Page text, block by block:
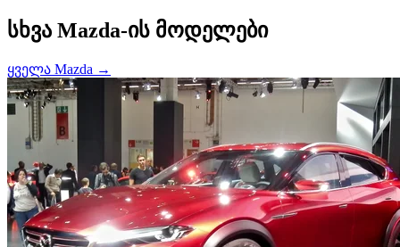
სხვა Mazda-ის მოდელები
ყველა Mazda →